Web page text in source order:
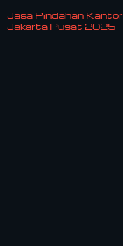
Jasa Pindahan Kantor
Jakarta Pusat 2025